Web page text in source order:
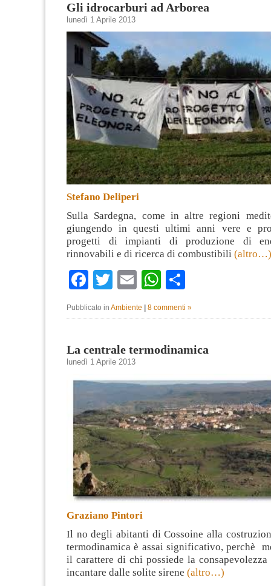
Gli idrocarburi ad Arborea
lunedì 1 Aprile 2013
Stefano Deliperi
Sulla Sardegna, come in altre regioni
giungendo in questi ultimi anni vere e
progetti di impianti di produzione di
rinnovabili e di ricerca di combustibili (altro…)
Facebook
TwitterEmailWhatsApp
Pubblicato in Ambiente 8 commenti »
La centrale termodinamica
lunedì 1 Aprile 2013
Graziano Pintori
Il no degli abitanti di Cossoine alla
termodinamica è assai significativo, perchè
il carattere di chi possiede la
incantare dalle solite sirene (altro…)